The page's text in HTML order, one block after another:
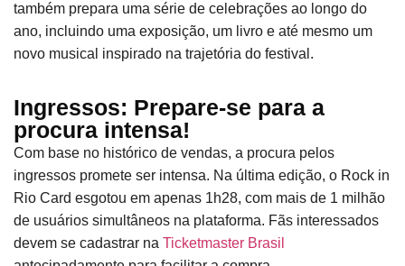
também prepara uma série de celebrações ao longo do
ano, incluindo uma exposição, um livro e até mesmo um
novo musical inspirado na trajetória do festival.
Ingressos: Prepare-se para a
procura intensa!
Com base no histórico de vendas, a procura pelos
ingressos promete ser intensa. Na última edição, o Rock in
Rio Card esgotou em apenas 1h28, com mais de 1 milhão
de usuários simultâneos na plataforma. Fãs interessados
devem se cadastrar na Ticketmaster Brasil